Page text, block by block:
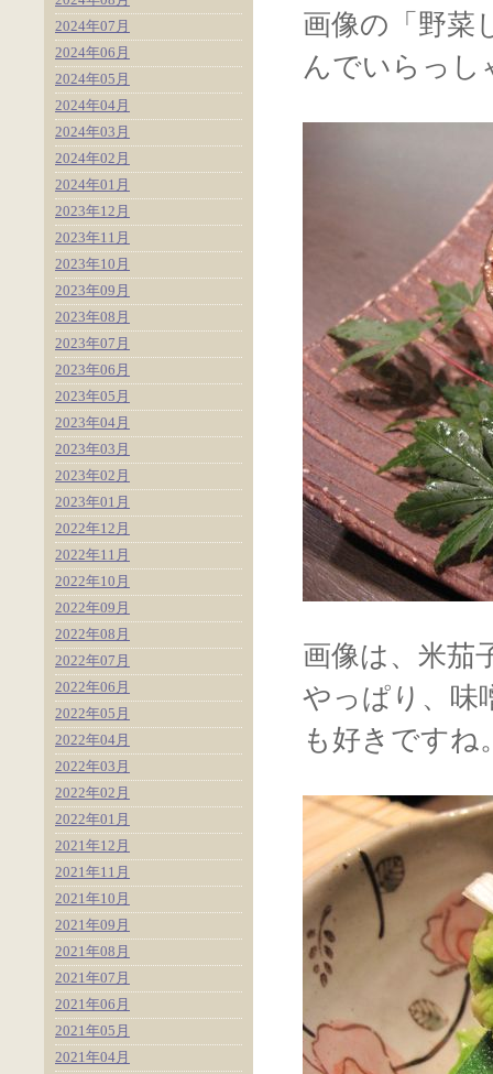
画像の「野菜
んでいらっし
画像は、米茄
やっぱり、味
も好きですね
2024年07月
2024年06月
2024年05月
2024年04月
2024年03月
2024年02月
2024年01月
2023年12月
2023年11月
2023年10月
2023年09月
2023年08月
2023年07月
2023年06月
2023年05月
2023年04月
2023年03月
2023年02月
2023年01月
2022年12月
2022年11月
2022年10月
2022年09月
2022年08月
2022年07月
2022年06月
2022年05月
2022年04月
2022年03月
2022年02月
2022年01月
2021年12月
2021年11月
2021年10月
2021年09月
2021年08月
2021年07月
2021年06月
2021年05月
2021年04月